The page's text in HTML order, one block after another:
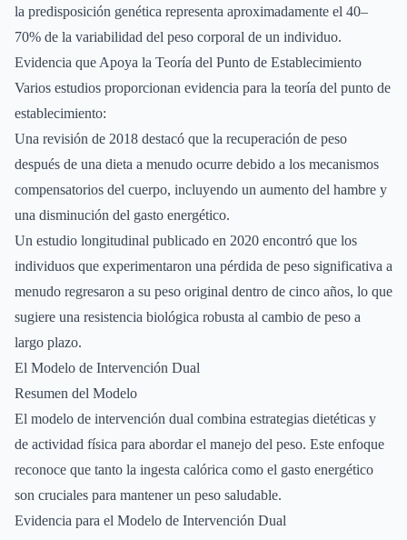
la predisposición genética representa aproximadamente el 40–
70% de la variabilidad del peso corporal de un individuo.
Evidencia que Apoya la Teoría del Punto de Establecimiento
Varios estudios proporcionan evidencia para la teoría del punto de
establecimiento:
Una revisión de 2018 destacó que la recuperación de peso
después de una dieta a menudo ocurre debido a los mecanismos
compensatorios del cuerpo, incluyendo un aumento del hambre y
una disminución del gasto energético.
Un estudio longitudinal publicado en 2020 encontró que los
individuos que experimentaron una pérdida de peso significativa a
menudo regresaron a su peso original dentro de cinco años, lo que
sugiere una resistencia biológica robusta al cambio de peso a
largo plazo.
El Modelo de Intervención Dual
Resumen del Modelo
El modelo de intervención dual combina estrategias dietéticas y
de actividad física para abordar el manejo del peso. Este enfoque
reconoce que tanto la ingesta calórica como el gasto energético
son cruciales para mantener un peso saludable.
Evidencia para el Modelo de Intervención Dual